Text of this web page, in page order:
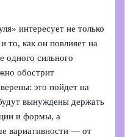
интересует не только
то, как он повлияет на
одного сильного
обострит
это пойдет на
вынуждены держать
и формы, а
вариативности — от